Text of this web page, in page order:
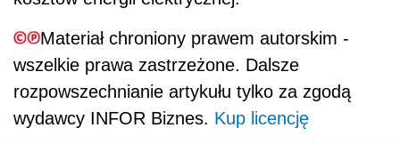
Materiał chroniony prawem autorskim -
wszelkie prawa zastrzeżone. Dalsze
rozpowszechnianie artykułu tylko za zgodą
wydawcy INFOR Biznes. Kup licencję